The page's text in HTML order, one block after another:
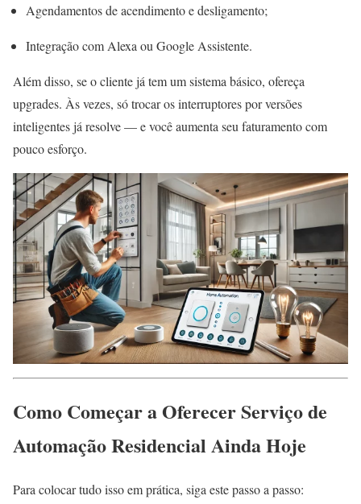
Agendamentos de acendimento e desligamento;
Integração com Alexa ou Google Assistente.
Além disso, se o cliente já tem um sistema básico, ofereça
upgrades. Às vezes, só trocar os interruptores por versões
inteligentes já resolve — e você aumenta seu faturamento com
pouco esforço.
Como Começar a Oferecer Serviço de
Automação Residencial Ainda Hoje
Para colocar tudo isso em prática, siga este passo a passo: